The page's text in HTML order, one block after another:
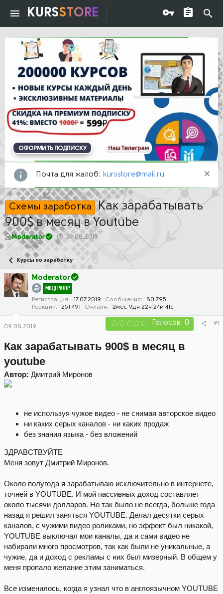
KURSSTORE
ОФОРМИТЬ ПОДПИСКУ Наш Телеграм
Почта для жалоб: kursstore@mail.ru
Схемы заработка Как зарабатывать
900$ в месяц в Youtube
А
т
о
р
т
е
Moderator
Д
а
а
ч
а
л
а
09.08.2019
Курсы по заработку
Moderator
МОДЕРАТОР
Регистрация 17.07.2019 Сообщения
80 795
Реакции
251 491 Онлайн 2мес 9дн 22ч 24м 41с
09.08.2019 Голосов: 0 #1
Как зарабатывать 900$ в месяц в
youtube
Автор: Дмитрий Миронов
не используя чужое видео - не снимая авторское видео
ни каких серых каналов - ни каких продаж
без знания языка - без вложений
ЗДРАВСТВУЙТЕ
Меня зовут Дмитрий Миронов.
Около полугода я зарабатываю исключительно в интернете,
точней в YOUTUBE. И мой пассивных доход составляет
около тысячи долларов. Но так было не всегда, больше года
назад я решил заняться YOUTUBE. Делал десятки серых
каналов, с чужими видео роликами, но эффект был никакой,
YOUTUBE выключал мои каналы, да и сами видео не
набирали много просмотров, так как были не уникальные, а
чужие, да и доход с рекламы с них был мизерный. В общем у
меня пропало желание этим заниматься.
Все изменилось, когда я узнал что в англоязычном YOUTUBE